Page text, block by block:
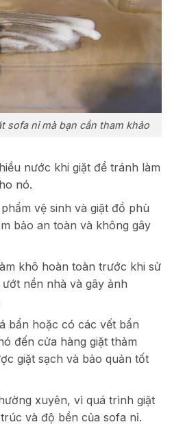
sofa nỉ mà bạn cần tham khảo
nước khi giặt để tránh làm
nó.
vệ sinh và giặt đồ phù
bảo an toàn và không gây
khô hoàn toàn trước khi sử
nền nhà và gây ảnh
bẩn hoặc có các vết bẩn
đến cửa hàng giặt thảm
giặt sạch và bảo quản tốt
xuyên, vì quá trình giặt
và độ bền của sofa nỉ.